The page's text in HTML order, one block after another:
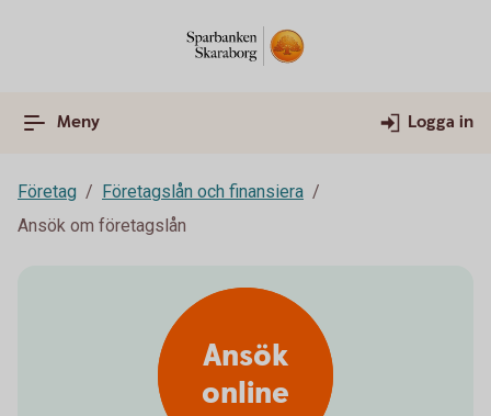
Meny Logga in
Företag
Företagslån och finansiera
Ansök om företagslån
Ansök
online